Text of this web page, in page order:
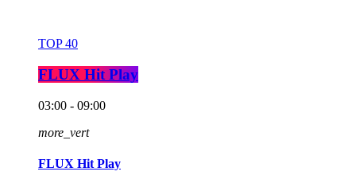
TOP 40
FLUX Hit Play
03:00 - 09:00
more_vert
FLUX Hit Play